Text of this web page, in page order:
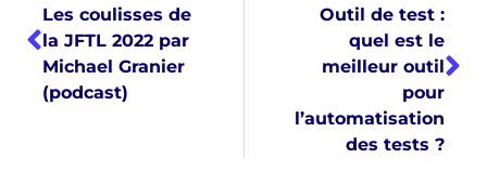
Les coulisses de
la JFTL 2022 par
Michael Granier
(podcast)
Outil de test :
quel est le
meilleur outil
pour
l’automatisation
des tests ?